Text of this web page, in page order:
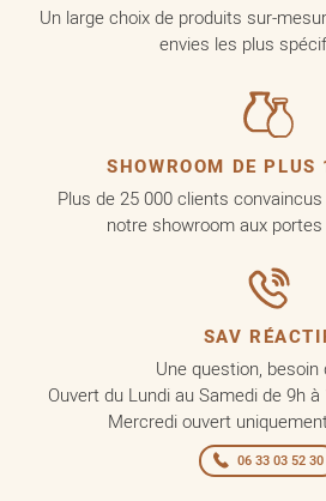
Un large choix de produits sur-
envies les plus
SHOWROOM DE
Plus de 25 000 clients
notre showroom aux
SAV
Une question, besoin
Ouvert du Lundi au Samedi de 9h
Mercredi ouvert
06 33 03 52 30